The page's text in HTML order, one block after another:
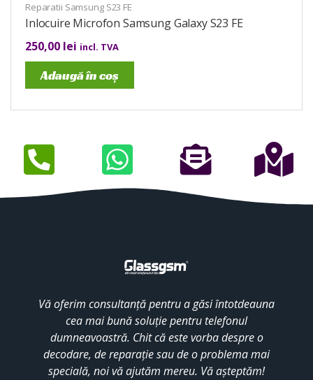
Reparatii Samsung S23 FE
Inlocuire Microfon Samsung Galaxy S23 FE
250,00 lei incl. TVA
Adaugă în coș
Vă oferim consultanță pentru a găsi întotdeauna
cea mai bună soluție pentru telefonul
dumneavoastră. Chit că este vorba despre o
decodare, de reparație sau de o problema mai
specială, noi vă ajutăm mereu. Vă așteptăm!